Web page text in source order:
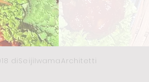
diSeijiIwamaArchitetti